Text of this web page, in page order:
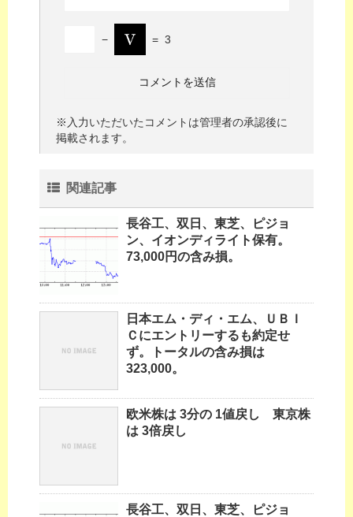
− = 3
※入力いただいたコメントは管理者の承認後に
掲載されます。
関連記事
長谷工、双日、東芝、ピジョ
ン、イオンディライト保有。
73,000円の含み損。
日本エム・ディ・エム、ＵＢＩ
Ｃにエントリーするも約定せ
ず。トータルの含み損は
323,000。
欧米株は 3分の 1値戻し 東京株
は 3倍戻し
長谷工、双日、東芝、ピジョ